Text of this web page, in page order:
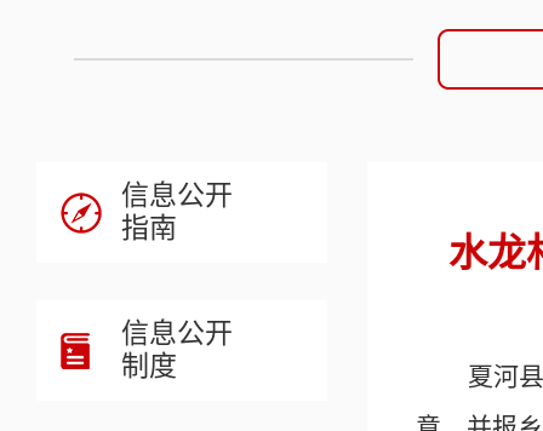
信息公开
指南
信息公开
制度
水龙
夏河